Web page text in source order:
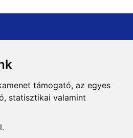
támogató, az egyes
statisztikai valamint